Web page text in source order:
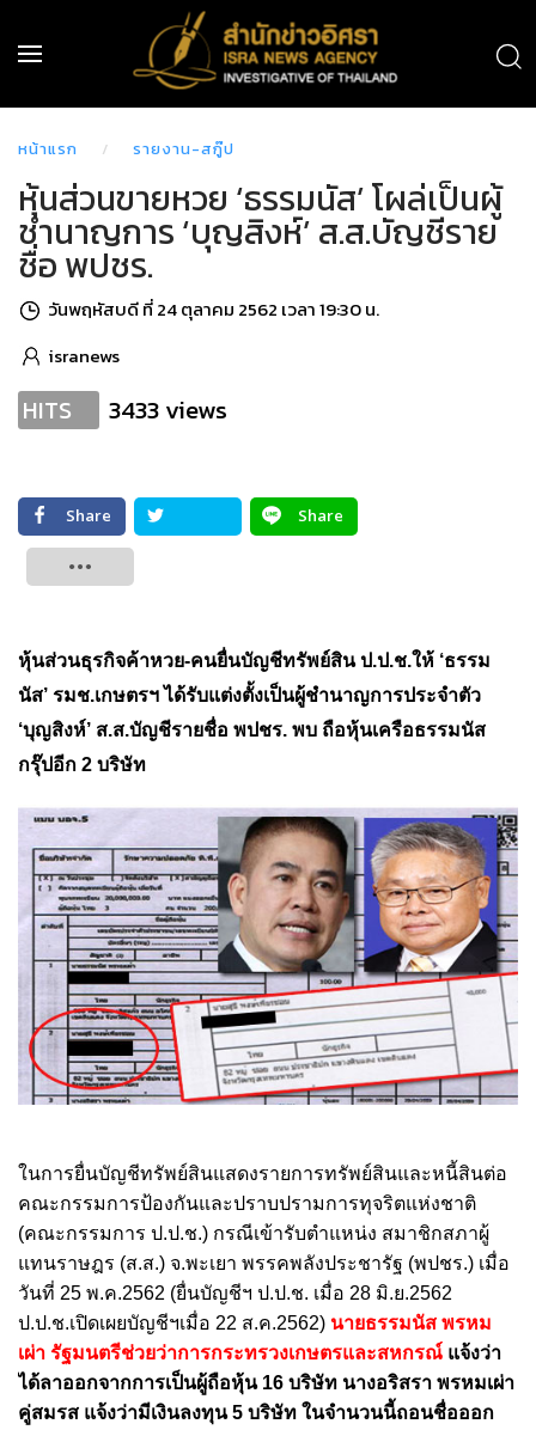
หน้าแรก รายงาน-สกู๊ป
หุ้นส่วนขายหวย ‘ธรรมนัส’ โผล่เป็นผู้
ชำนาญการ ‘บุญสิงห์’ ส.ส.บัญชีราย
ชื่อ พปชร.
วันพฤหัสบดี ที่ 24 ตุลาคม 2562 เวลา 19:30 น.
isranews
HITS 3433 views
Share
Share
หุ้นส่วนธุรกิจค้าหวย-คนยื่นบัญชีทรัพย์สิน ป.ป.ช.ให้ ‘ธรรม
นัส’ รมช.เกษตรฯ ได้รับแต่งตั้งเป็นผู้ชำนาญการประจำตัว
‘บุญสิงห์’ ส.ส.บัญชีรายชื่อ พปชร. พบ ถือหุ้นเครือธรรมนัส
กรุ๊ปอีก 2 บริษัท
ในการยื่นบัญชีทรัพย์สินแสดงรายการทรัพย์สินและหนี้สินต่อ
คณะกรรมการป้องกันและปราบปรามการทุจริตแห่งชาติ
(คณะกรรมการ ป.ป.ช.) กรณีเข้ารับตำแหน่ง สมาชิกสภาผู้
แทนราษฎร (ส.ส.) จ.พะเยา พรรคพลังประชารัฐ (พปชร.) เมื่อ
วันที่ 25 พ.ค.2562 (ยื่นบัญชีฯ ป.ป.ช. เมื่อ 28 มิ.ย.2562
ป.ป.ช.เปิดเผยบัญชีฯเมื่อ 22 ส.ค.2562) นายธรรมนัส พรหม
เผ่า รัฐมนตรีช่วยว่าการกระทรวงเกษตรและสหกรณ์ แจ้งว่า
ได้ลาออกจากการเป็นผู้ถือหุ้น 16 บริษัท นางอริสรา พรหมเผ่า
คู่สมรส แจ้งว่ามีเงินลงทุน 5 บริษัท ในจำนวนนี้ถอนชื่อออก